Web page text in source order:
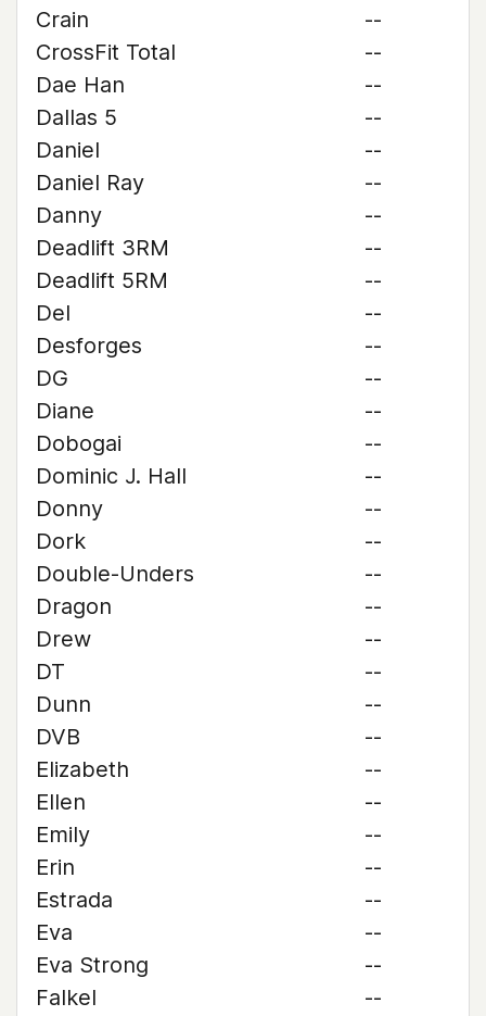
Crain
--
CrossFit Total
--
Dae Han
--
Dallas 5
--
Daniel
--
Daniel Ray
--
Danny
--
Deadlift 3RM
--
Deadlift 5RM
--
Del
--
Desforges
--
DG
--
Diane
--
Dobogai
--
Dominic J. Hall
--
Donny
--
Dork
--
Double-Unders
--
Dragon
--
Drew
--
DT
--
Dunn
--
DVB
--
Elizabeth
--
Ellen
--
Emily
--
Erin
--
Estrada
--
Eva
--
Eva Strong
--
Falkel
--